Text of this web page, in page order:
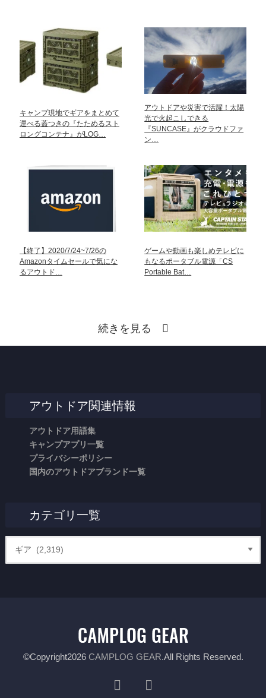
キャンプ現地でギアをまとめて
運べる蓋つきの『たためるスト
ロングコンテナ』がLOG…
アウトドアや災害で活躍！太陽
光で火起こしできる
『SUNCASE』がクラウドファ
ン…
【終了】2020/7/24~7/26の
Amazonタイムセールで気にな
るアウトド…
ゲームや動画も楽しめテレビに
もなるポータブル電源「CS
Portable Bat…
続きを見る
アウトドア関連情報
アウトドア用語集
キャンプアプリ一覧
プライバシーポリシー
国内のアウトドアブランド一覧
カテゴリ一覧
©Copyright2026 CAMPLOG GEAR.All Rights Reserved.